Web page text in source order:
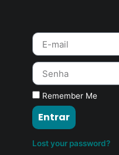
Remember Me
Entrar
Lost your password?